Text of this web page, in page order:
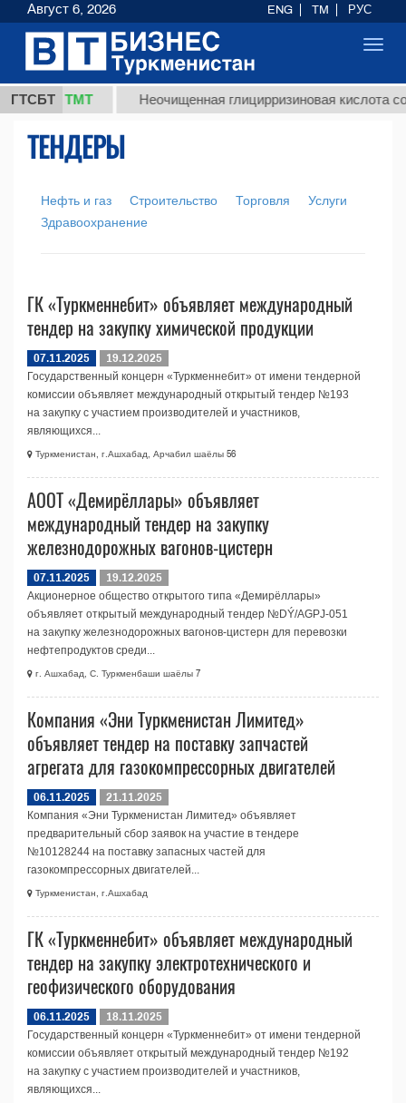
ГТСБТ
37,8 ТМТ Неочищенная глицирризиновая кислота
ТЕНДЕРЫ
Нефть и газ Строительство Торговля
Услуги
Здравоохранение
ГК «Туркменнебит» объявляет международный
тендер на закупку химической продукции
07.11.2025
19.12.2025
Государственный концерн «Туркменнебит» от имени тендерной
комиссии объявляет международный открытый тендер №193
на закупку с участием производителей и участников,
являющихся...
Туркменистан, г.Ашхабад, Арчабил шаёлы 56
АООТ «Демирёллары» объявляет
международный тендер на закупку
железнодорожных вагонов-цистерн
07.11.2025
19.12.2025
Акционерное общество открытого типа «Демирёллары»
объявляет открытый международный тендер №DÝ/AGPJ-051
на закупку железнодорожных вагонов-цистерн для перевозки
нефтепродуктов среди...
г. Ашхабад, С. Туркменбаши шаёлы 7
Компания «Эни Туркменистан Лимитед»
объявляет тендер на поставку запчастей
агрегата для газокомпрессорных двигателей
06.11.2025
21.11.2025
Компания «Эни Туркменистан Лимитед» объявляет
предварительный сбор заявок на участие в тендере
№10128244 на поставку запасных частей для
газокомпрессорных двигателей...
Туркменистан, г.Ашхабад
ГК «Туркменнебит» объявляет международный
тендер на закупку электротехнического и
геофизического оборудования
06.11.2025
18.11.2025
Государственный концерн «Туркменнебит» от имени тендерной
комиссии объявляет открытый международный тендер №192
на закупку с участием производителей и участников,
являющихся...
Август 6, 2026 ENG TM РУС